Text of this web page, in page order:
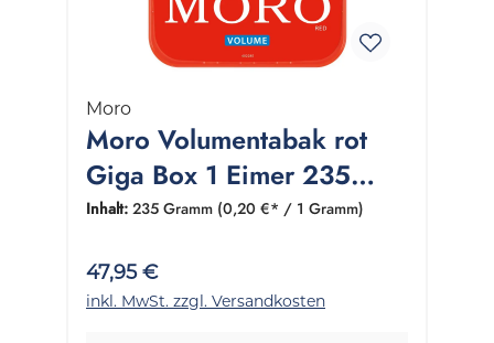
Moro
Moro Volumentabak rot
Giga Box 1 Eimer 235
Gramm
Inhalt: 235 Gramm (0,20 €* / 1 Gramm)
47,95 €
inkl. MwSt. zzgl. Versandkosten